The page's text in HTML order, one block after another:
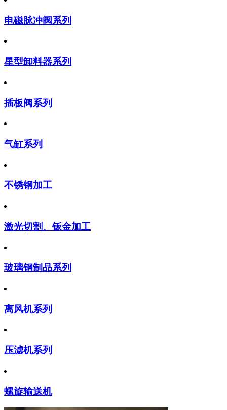
电磁脉冲阀系列
星型卸料器系列
插板阀系列
气缸系列
不锈钢加工
激光切割、钣金加工
玻璃钢制品系列
离风机系列
压滤机系列
螺旋输送机